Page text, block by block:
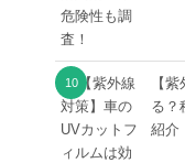
【
る？
紹介